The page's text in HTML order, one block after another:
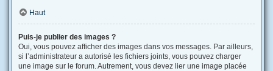
Haut
Puis-je publier des images ?
Oui, vous pouvez afficher des images dans vos messages. Par ailleurs,
si l’administrateur a autorisé les fichiers joints, vous pouvez charger
une image sur le forum. Autrement, vous devez lier une image placée